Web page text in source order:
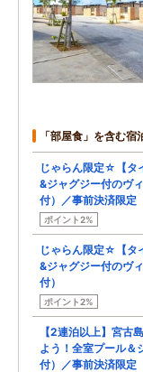
「部屋食」を含む宿
じゃらん限定☆【タ
&ジャグジー付のヴ
付）／事前決済限定
ポイント2%
じゃらん限定☆【タ
&ジャグジー付のヴ
付）
ポイント2%
【2連泊以上】宮古
よう！全室プール
付）／事前決済限定